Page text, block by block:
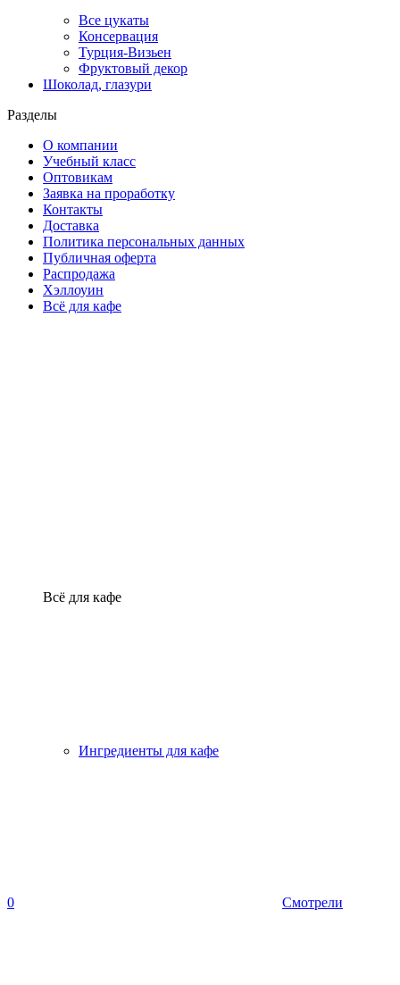
Все цукаты
Консервация
Турция-Визьен
Фруктовый декор
Шоколад, глазури
Разделы
О компании
Учебный класс
Оптовикам
Заявка на проработку
Контакты
Доставка
Политика персональных данных
Публичная оферта
Распродажа
Хэллоуин
Всё для кафе
Всё для кафе
Ингредиенты для кафе
0 Смотрели